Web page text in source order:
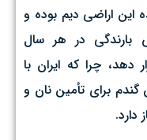
این اراضی دیم بوده و
بارندگی در هر سال
دهد، چرا که ایران با
۱۱ میلیون تن گندم برای تأمین نان و